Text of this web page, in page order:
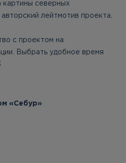
картины северных
лейтмотив проекта.
с проектом на
Выбрать удобное время
«Себур»